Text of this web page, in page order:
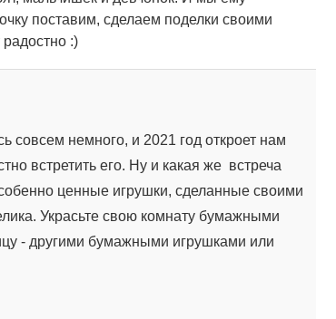
поставим, сделаем поделки своими
:)
совсем немного, и 2021 год откроет нам
встретить его. Ну и какая же встреча
ценные игрушки, сделанные своими
Украсьте свою комнату бумажными
- другими бумажными игрушками или